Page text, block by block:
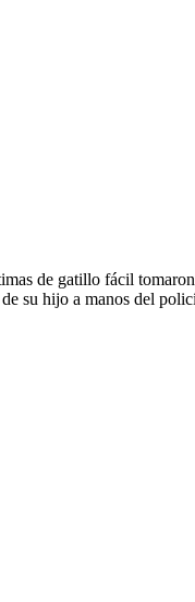
de gatillo fácil
su hijo a manos del